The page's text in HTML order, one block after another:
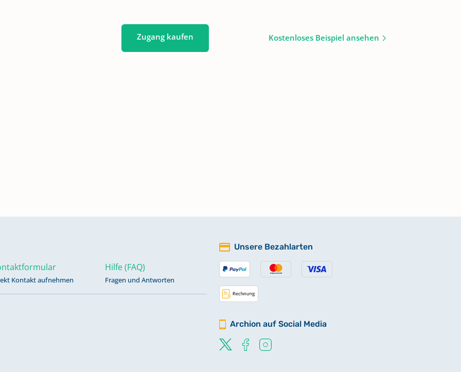
Zugang kaufen Kostenloses Beispiel ansehen
Kontakt aufnehmen
Hilfe (FAQ)
Fragen und Antworten
Unsere Bezahlarten
Archion auf Social Media